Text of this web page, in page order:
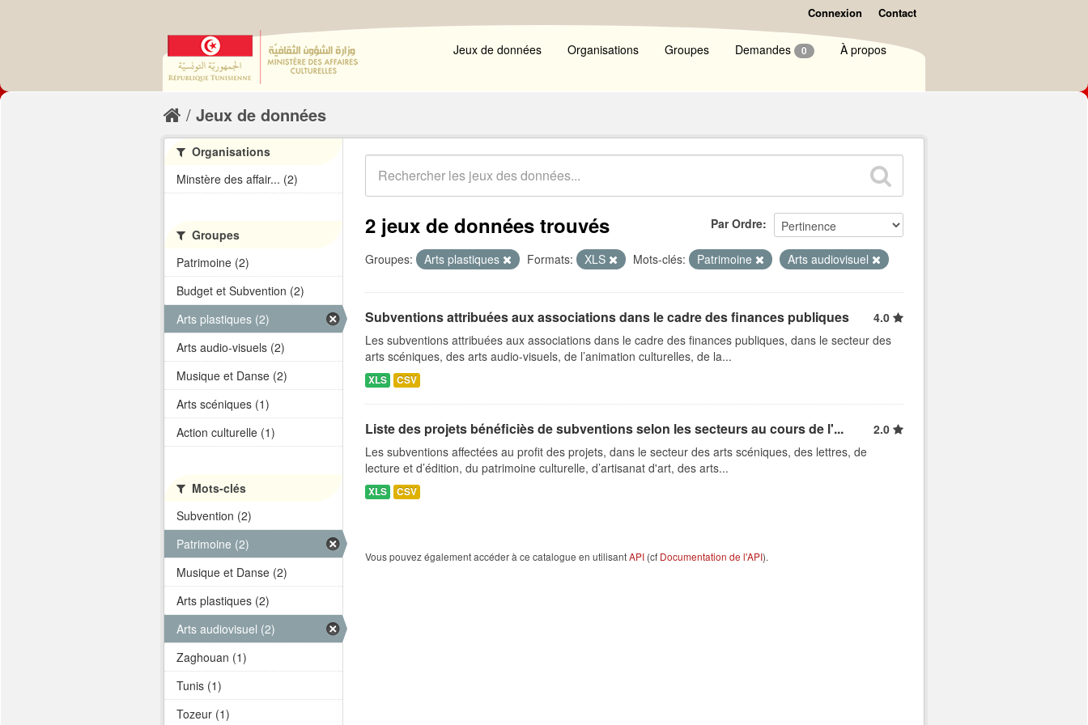
Connexion Contact
Jeux de données Organisations Groupes Demandes 0 À propos
Jeux de données
Par Ordre
2 jeux de données trouvés
Groupes: Arts plastiques Formats: XLS Mots-clés: Patrimoine Arts audiovisuel
Subventions attribuées aux associations dans le cadre des finances publiques
4.0
Les subventions attribuées aux associations dans le cadre des finances publiques, dans le secteur des
arts scéniques, des arts audio-visuels, de l’animation culturelles, de la...
XLS CSV
Liste des projets bénéficiès de subventions selon les secteurs au cours de l'...
2.0
Les subventions affectées au profit des projets, dans le secteur des arts scéniques, des lettres, de
lecture et d’édition, du patrimoine culturelle, d’artisanat d'art, des arts...
XLS CSV
Vous pouvez également accéder à ce catalogue en utilisantAPI (cf Documentation de l'API).
Organisations
Minstère des affair... (2)
Groupes
Patrimoine (2)
Budget et Subvention (2)
Arts plastiques (2)
Arts audio-visuels (2)
Musique et Danse (2)
Arts scéniques (1)
Action culturelle (1)
Mots-clés
Subvention (2)
Patrimoine (2)
Musique et Danse (2)
Arts plastiques (2)
Arts audiovisuel (2)
Zaghouan (1)
Tunis (1)
Tozeur (1)